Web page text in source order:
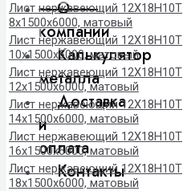
О
компании
Калькулятор
металла
Доставка
и
оплата
Контакты
Лист нержавеющий 12Х18Н10Т
8x1500x6000, матовый
Лист нержавеющий 12Х18Н10Т
10x1500x6000, матовый
Лист нержавеющий 12Х18Н10Т
12x1500x6000, матовый
Лист нержавеющий 12Х18Н10Т
14x1500x6000, матовый
Лист нержавеющий 12Х18Н10Т
16х1500х6000, матовый
Лист нержавеющий 12Х18Н10Т
18х1500х6000, матовый